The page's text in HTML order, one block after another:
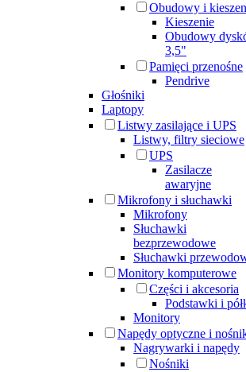
Obudowy i
Kieszenie
Obudowy
3,5"
Pamięci przenośne
Pendrive
Głośniki
Laptopy
Listwy zasilające i UPS
Listwy, filtry sieciowe
UPS
Zasilacze
awaryjne
Mikrofony i słuchawki
Mikrofony
Słuchawki
bezprzewodowe
Słuchawki
Monitory komputerowe
Części i akcesoria
Podstawki i
Monitory
Napędy optyczne i
Nagrywarki i napędy
Nośniki